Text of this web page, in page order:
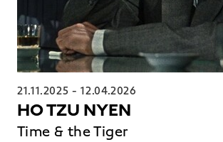
21.11.2025 -12.04.2026
HO TZU NYEN
Time & the Tiger